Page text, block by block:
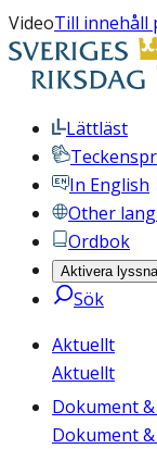
VideoTill innehåll
Lättläst
In English
Other
Ordbok
Aktivera lyssna
Sök
Aktuellt
Aktuellt
Dokument
Dokument